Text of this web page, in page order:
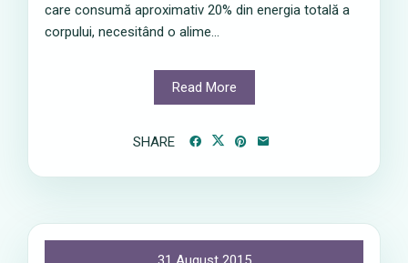
care consumă aproximativ 20% din energia totală a
corpului, necesitând o alime...
Read More
SHARE